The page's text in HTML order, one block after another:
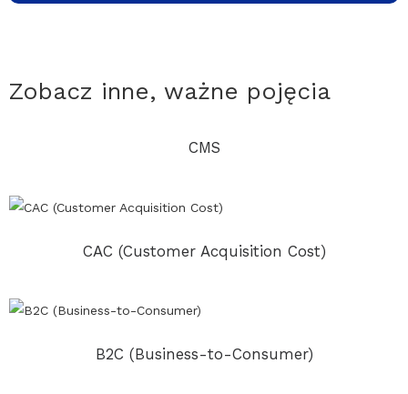
Zobacz inne, ważne pojęcia
CMS
CAC (Customer Acquisition Cost)
B2C (Business-to-Consumer)